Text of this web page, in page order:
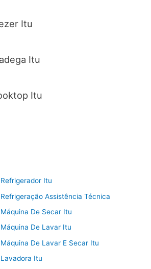
Itu
Itu
Itu
Itu
Assistência Técnica
De Secar Itu
De Lavar Itu
De Lavar E Secar Itu
Itu